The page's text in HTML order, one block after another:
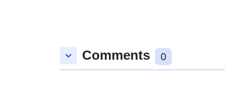
keyboard_arrow_down Comments 0